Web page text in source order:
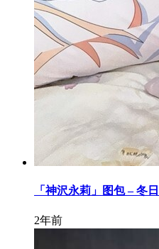
「神沢永莉」图包 – 冬
2年前